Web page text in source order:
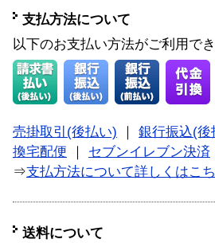
支払方法について
以下のお支払い方法がご利用で
売掛取引(後払い) ｜ 銀行振込(後
換宅配便 ｜ セブンイレブン決済
⇒支払方法について詳しくはこ
送料について